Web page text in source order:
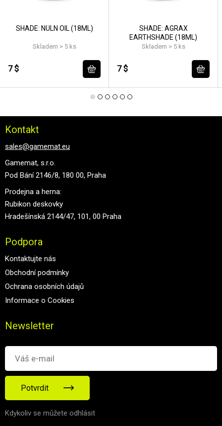
SHADE: NULN OIL (18ML)
Skladem > 5 ks
7 $
SHADE: AGRAX
EARTHSHADE (18ML)
Skladem > 5 ks
7 $
Kontakt
sales@gamemat.eu
Gamemat, s.r.o.
Pod Bání 2146/8, 180 00, Praha
Prodejna a herna:
Rubikon deskovky
Hradešínská 2144/47, 101, 00 Praha
Podpora
Kontaktujte nás
Obchodní podmínky
Ochrana osobních údajů
Informace o Cookies
Newsletter
Potvrdit
Kdykoliv se můžete odhlásit